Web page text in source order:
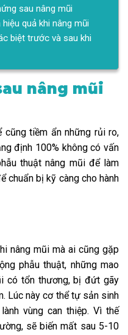
sau nâng mũi
quả khi nâng mũi
biệt trước và sau khi
nâng mũi
cũng tiềm ẩn những rủi ro,
định 100% không có vấn
thuật nâng mũi để làm
chuẩn bị kỹ càng cho hành
nâng mũi mà ai cũng gặp
phẫu thuật, những mao
có tổn thương, bị đứt gãy
Lúc này cơ thể tự sản sinh
vùng can thiệp. Vì thế
sẽ biến mất sau 5-10